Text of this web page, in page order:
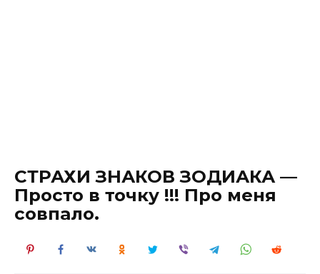
СТРАХИ ЗНАКОВ ЗОДИАКА —
Просто в точку !!! Про меня
совпало.